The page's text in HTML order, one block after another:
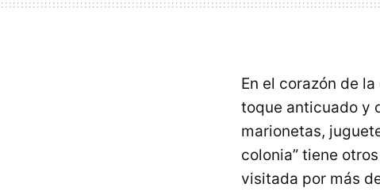
En el corazón de
toque anticuado y
marionetas,
colonia” tiene
visitada por más